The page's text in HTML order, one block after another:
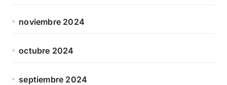
noviembre 2024
octubre 2024
septiembre 2024